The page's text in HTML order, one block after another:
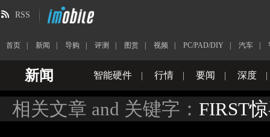
RSS
首页 新闻 导购 评测 图赏 视频 PC/PAD/DIY 汽车
新闻 智能硬件 | 行情 | 要闻 | 深度 |
相关文章 and 关键字： FIRST